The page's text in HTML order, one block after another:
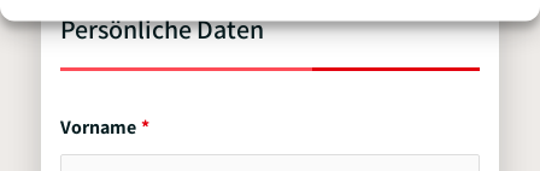
Persönliche Daten
Vorname